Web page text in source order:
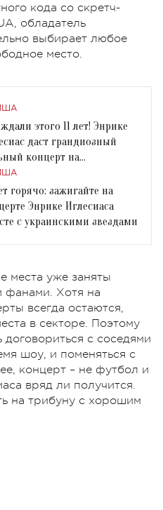
кода со скретч-
обладатель
выбирает любое
место.
этого 11 лет! Энрике
даст грандиозный
концерт на
горячо: зажигайте на
Энрике Иглесиаса
с украинскими звездами
места уже заняты
фанами. Хотя на
всегда остаются,
в секторе. Поэтому
договориться с соседями
шоу, и поменяться с
концерт – не футбол и
вряд ли получится.
на трибуну с хорошим